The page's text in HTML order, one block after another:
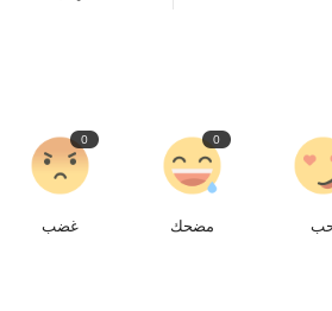
0
مضحك
0
غضب